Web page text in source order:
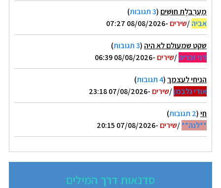
מַעַרְבֹּלֶת חוּשִׁים (3 תגובות
)
אביה/שירים -08/08/2026 07:27
שקט שמעולם לא היה (3 תגובות
)
דני זכריה/שירים -08/08/2026 06:39
הניחי לעצמך(4 תגובות
)
אודי גלבמן/שירים -07/08/2026 23:18
חי(2 תגובות
)
**לנה**/שירים -07/08/2026 20:15
סדנאות דרך המילים